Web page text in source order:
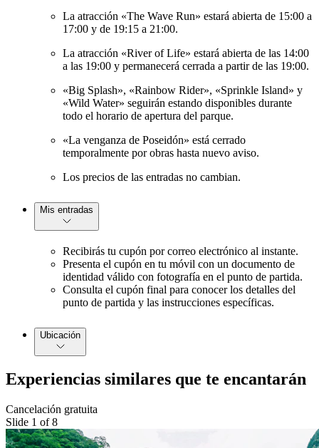
La atracción «The Wave Run» estará abierta de 15:00 a
17:00 y de 19:15 a 21:00.
La atracción «River of Life» estará abierta de las 14:00
a las 19:00 y permanecerá cerrada a partir de las 19:00.
«Big Splash», «Rainbow Rider», «Sprinkle Island» y
«Wild Water» seguirán estando disponibles durante
todo el horario de apertura del parque.
«La venganza de Poseidón» está cerrado
temporalmente por obras hasta nuevo aviso.
Los precios de las entradas no cambian.
Mis entradas
Recibirás tu cupón por correo electrónico al instante.
Presenta el cupón en tu móvil con un documento de
identidad válido con fotografía en el punto de partida.
Consulta el cupón final para conocer los detalles del
punto de partida y las instrucciones específicas.
Ubicación
Experiencias similares que te encantarán
Cancelación gratuita
Slide 1 of 8